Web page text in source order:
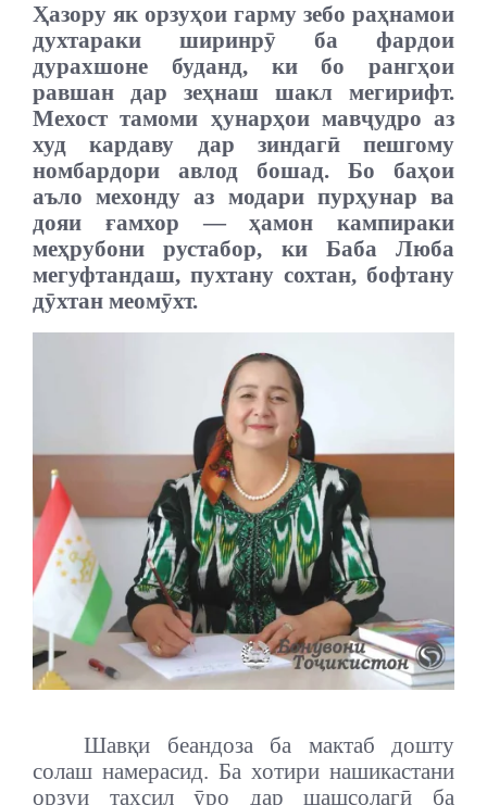
Ҳазору як орзуҳои гарму зебо раҳнамои
духтараки ширинрӯ ба фардои
дурахшоне буданд, ки бо рангҳои
равшан дар зеҳнаш шакл мегирифт.
Мехост тамоми ҳунарҳои мавҷудро аз
худ кардаву дар зиндагӣ пешгому
номбардори авлод бошад. Бо баҳои
аъло мехонду аз модари пурҳунар ва
дояи ғамхор — ҳамон кампираки
меҳрубони рустабор, ки Баба Люба
мегуфтандаш, пухтану сохтан, бофтану
дӯхтан меомӯхт.
Шавқи беандоза ба мактаб дошту
солаш намерасид. Ба хотири нашикастани
орзуи таҳсил ӯро дар шашсолагӣ ба